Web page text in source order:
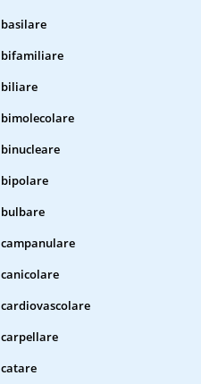
basilare
bifamiliare
biliare
bimolecolare
binucleare
bipolare
bulbare
campanulare
canicolare
cardiovascolare
carpellare
catare